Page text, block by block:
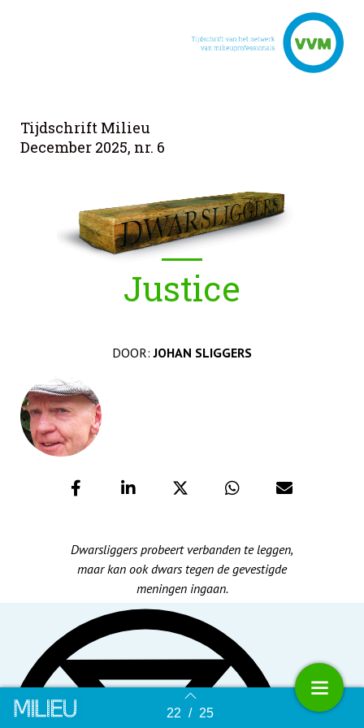
Terug naar overzicht 22 / 25
Tijdschrift Milieu
December 2025, nr. 6
Justice
DOOR:JOHAN SLIGGERS
Dwarsliggers probeert verbanden te leggen,
maar kan ook dwars tegen de gevestigde
meningen ingaan.